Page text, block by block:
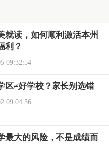
就读，如何顺利激活本州
利？
09:32:54
区≠好学校？家长别选错
09:04:56
最大的风险，不是成绩而